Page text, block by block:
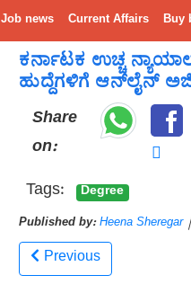
Job news Current Affairs Buy
ಕರ್ನಾಟಕ ಉಚ್ಚ
ಹುದ್ದೆಗಳಿಗೆ ಆನ್‌ಲೈನ್
Share
on:
Tags:
Degree
Published by: Heena Sheregar |
Previous